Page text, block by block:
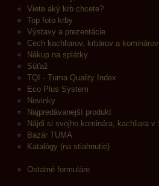
Viete aký krb chcete?
Top foto krby
Výstavy a prezentácie
Cech kachliarov, krbárov a
Nákup na splátky
Súťaž
TQI - Tuma Quality Index
Eco Plus System
Novinky
Najpredávanejší produkt
Nájdi si svojho kominára, kachliara v
Bazár TUMA
Katalógy (na stiahnutie)
Ostatné formuláre